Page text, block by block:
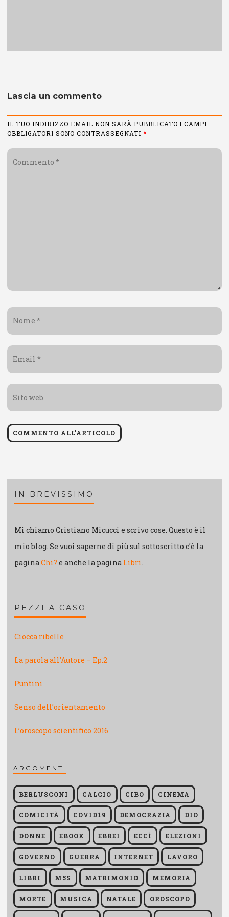
Lascia un commento
IL TUO INDIRIZZO EMAIL NON SARÀ PUBBLICATO.I CAMPI
OBBLIGATORI SONO CONTRASSEGNATI *
*
*
web
IN BREVISSIMO
Mi chiamo Cristiano Micucci e scrivo cose. Questo è il
mio blog. Se vuoi saperne di più sul sottoscritto c’è la
paginaChi? e anche la pagina Libri.
PEZZI A CASO
Ciocca ribelle
La parola all’Autore – Ep.2
Puntini
Senso dell’orientamento
L’oroscopo scientifico 2016
ARGOMENTI
BERLUSCONI CALCIO CIBO CINEMA
COMICITÀ COVID19 DEMOCRAZIA DIO
DONNE EBOOK EBREI ECCÌ ELEZIONI
GOVERNO GUERRA INTERNET LAVORO
LIBRI M5S MATRIMONIO MEMORIA
MORTE MUSICA NATALE OROSCOPO